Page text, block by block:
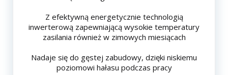
Z efektywną energetycznie technologią
inwerterową zapewniającą wysokie temperatury
zasilania również w zimowych miesiącach
Nadaje się do gęstej zabudowy, dzięki niskiemu
poziomowi hałasu podczas pracy